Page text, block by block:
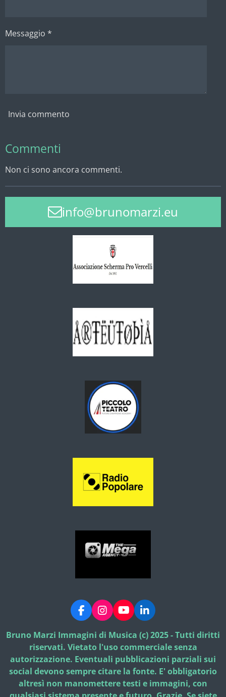
Messaggio *
Invia commento
Commenti
Non ci sono ancora commenti.
info@brunomarzi.eu
F
a
c
e
b
o
o
k
I
n
s
t
a
g
r
a
Y
o
u
T
u
b
e
L
i
n
k
e
d
I
n
Bruno Marzi Immagini di Musica (c) 2025 - Tutti diritti
riservati. Vietato l'uso commerciale senza
autorizzazione. Eventuali pubblicazioni parziali sui
social devono sempre citare la fonte. E' obbligatorio
altresì non manomettere testi e immagini, con